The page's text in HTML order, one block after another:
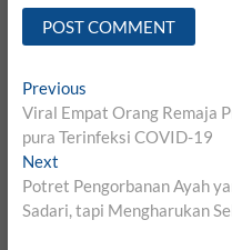
Post
navigation
PreviousPrevious
post:
Viral Empat Orang Remaja
pura Terinfeksi COVID-19
NextNext
post:
Potret Pengorbanan Ayah
Sadari, tapi Mengharukan